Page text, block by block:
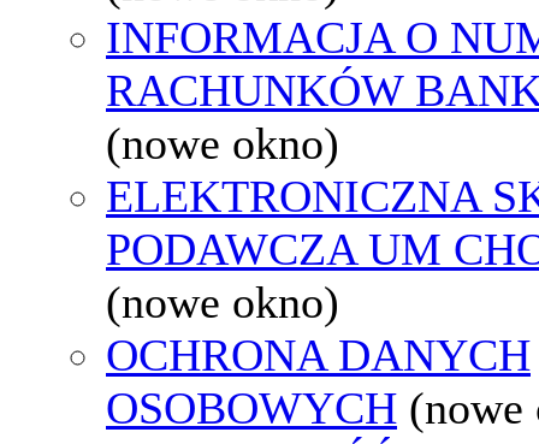
INFORMACJA O
RACHUNKÓW
(nowe okno)
ELEKTRONICZNA
PODAWCZA UM
(nowe okno)
OCHRONA DANYCH
OSOBOWYCH (nowe